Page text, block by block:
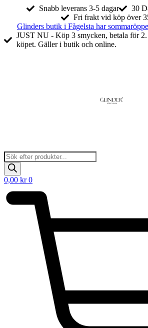
innehåll
Snabb leverans 3-5 dagar
30
Fri frakt vid köp över
Glinders butik i Fågelsta har
JUST NU - Köp 3 smycken, betala för 2.
köpet. Gäller i butik och online.
Products
search
0,00 kr 0